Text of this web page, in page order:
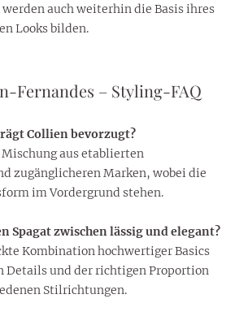
auch weiterhin die Basis ihres
Looks bilden.
Fernandes – Styling-FAQ
Collien bevorzugt?
aus etablierten
zugänglicheren Marken, wobei die
im Vordergrund stehen.
Spagat zwischen lässig und elegant?
Kombination hochwertiger Basics
Details und der richtigen Proportion
Stilrichtungen.